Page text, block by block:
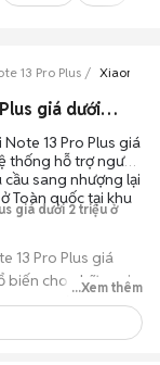
13 Pro Plus Xiaomi
Điện thoại Xiaomi Redmi Note 13 Pro Plus giá dưới 2 triệu ở Toàn quốc ngoại hình đẹp
Note 13 Pro Plus giá
thống hỗ trợ người
sang nhượng lại
Toàn quốc tại khu
giá dưới 2 triệu ở
13 Pro Plus giá
biến cho những ai
muốn chi trả
...Xem thêm